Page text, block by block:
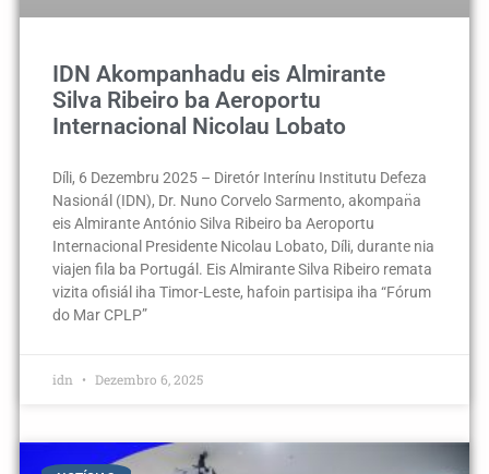
IDN Akompanhadu eis Almirante
Silva Ribeiro ba Aeroportu
Internacional Nicolau Lobato
Díli, 6 Dezembru 2025 – Diretór Interínu Institutu Defeza
Nasionál (IDN), Dr. Nuno Corvelo Sarmento, akompan̈a
eis Almirante António Silva Ribeiro ba Aeroportu
Internacional Presidente Nicolau Lobato, Díli, durante nia
viajen fila ba Portugál. Eis Almirante Silva Ribeiro remata
vizita ofisiál iha Timor-Leste, hafoin partisipa iha “Fórum
do Mar CPLP”
idn Dezembro 6, 2025